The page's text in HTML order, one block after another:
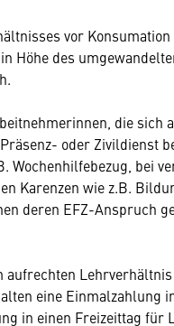
vor
Höhe des
die sich
oder Zivildienst
Wochenhilfebezug, bei
Karenzen wie z.B.
deren EFZ-Anspruch
aufrechten
eine Einmalzahlung
in einen Freizeittag